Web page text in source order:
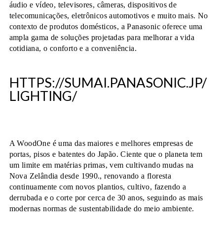
áudio e vídeo, televisores, câmeras, dispositivos de
telecomunicações, eletrônicos automotivos e muito mais. No
contexto de produtos domésticos, a Panasonic oferece uma
ampla gama de soluções projetadas para melhorar a vida
cotidiana, o conforto e a conveniência.
HTTPS://SUMAI.PANASONIC.JP/
LIGHTING/
A WoodOne é uma das maiores e melhores empresas de
portas, pisos e batentes do Japão. Ciente que o planeta tem
um limite em matérias primas, vem cultivando mudas na
Nova Zelândia desde 1990., renovando a floresta
continuamente com novos plantios, cultivo, fazendo a
derrubada e o corte por cerca de 30 anos, seguindo as mais
modernas normas de sustentabilidade do meio ambiente.